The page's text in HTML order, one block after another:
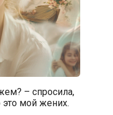
– спросила,
мой жених.